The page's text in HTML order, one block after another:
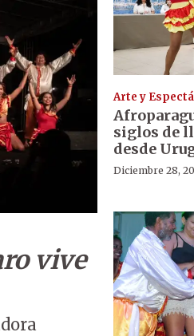
vive
Arte y
siglos de
desde
Diciembre 28,